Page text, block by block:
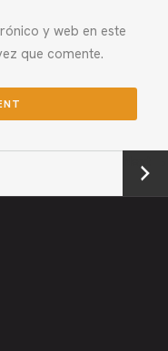
y web en este
que comente.
Next →